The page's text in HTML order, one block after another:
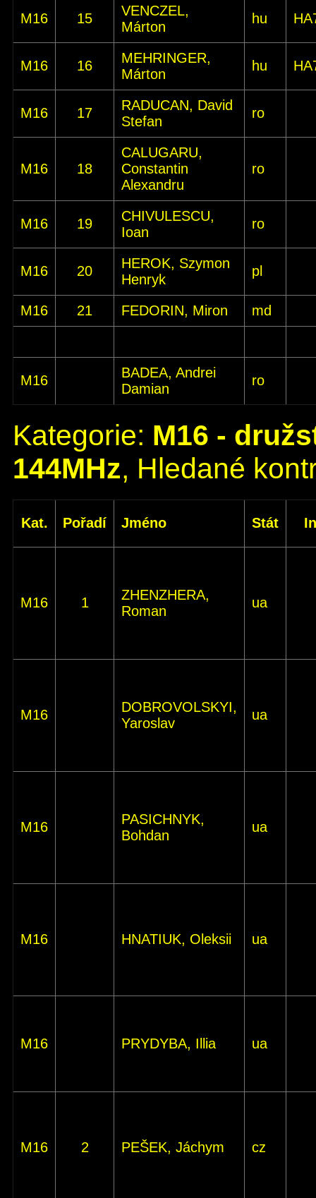
M16 15
VENCZEL,
Márton
hu
M16 16
MEHRINGER,
Márton
hu
M16 17
RADUCAN, David
Stefan
ro
M16 18
CALUGARU,
Constantin
Alexandru
ro
M16 19
CHIVULESCU,
Ioan
ro
M16 20
HEROK, Szymon
Henryk
pl
M16 21 FEDORIN, Miron md
M16
BADEA, Andrei
Damian
ro
Kategorie: M16 -
144MHz, Hledané
Kat. Pořadí Jméno Stát
M16 1
ZHENZHERA,
Roman
ua
M16
DOBROVOLSKYI,
Yaroslav
ua
M16
PASICHNYK,
Bohdan
ua
M16 HNATIUK, Oleksii ua
M16 PRYDYBA, Illia ua
M16 2 PEŠEK, Jáchym cz